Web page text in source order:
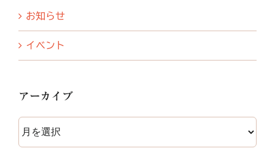
お知らせ
イベント
アーカイブ